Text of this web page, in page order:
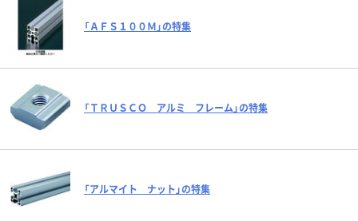
「ＡＦＳ１００Ｍ」の特集
「ＴＲＵＳＣＯ アルミ フレーム」の特集
「アルマイト ナット」の特集